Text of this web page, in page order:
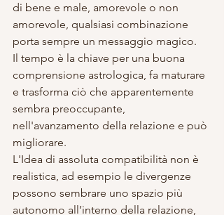
di bene e male, amorevole o non
amorevole, qualsiasi combinazione
porta sempre un messaggio magico.
Il tempo è la chiave per una buona
comprensione astrologica, fa maturare
e trasforma ciò che apparentemente
sembra preoccupante,
nell'avanzamento della relazione e può
migliorare.
L'Idea di assoluta compatibilità non è
realistica, ad esempio le divergenze
possono sembrare uno spazio più
autonomo all’interno della relazione,